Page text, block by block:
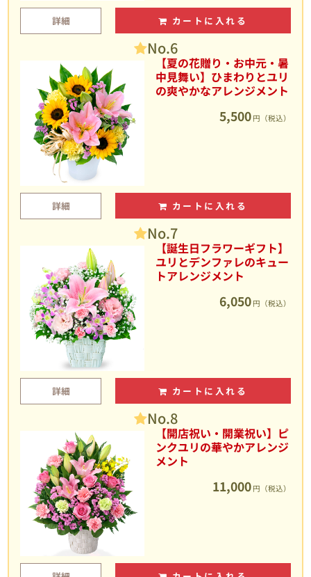
詳細 カートに入れる
No.6
【夏の花贈り・お中元・暑
中見舞い】ひまわりとユリ
の爽やかなアレンジメント
5,500 円（税込）
詳細 カートに入れる
No.7
【誕生日フラワーギフト】
ユリとデンファレのキュー
トアレンジメント
6,050 円（税込）
詳細 カートに入れる
No.8
【開店祝い・開業祝い】ピ
ンクユリの華やかアレンジ
メント
11,000 円（税込）